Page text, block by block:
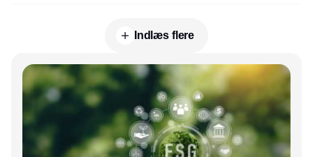
Indlæs flere
Annonce